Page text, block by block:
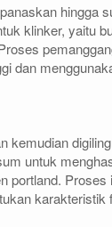
hingga
klinker, yaitu
dan
kemudian
untuk
portland. Proses